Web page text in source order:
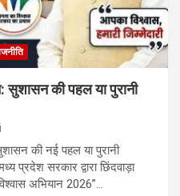
सुशासन की पहल या पुरानी
की नई पहल या पुरानी
प्रदेश सरकार द्वारा छिंदवाड़ा
अभियान 2026”…